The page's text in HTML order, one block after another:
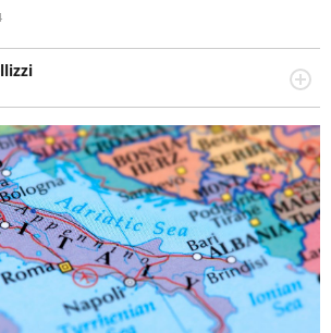
Da oltre dieci anni si occupa di
sul web, scrivendo di sport, attualità,
spettacolo e videogame.